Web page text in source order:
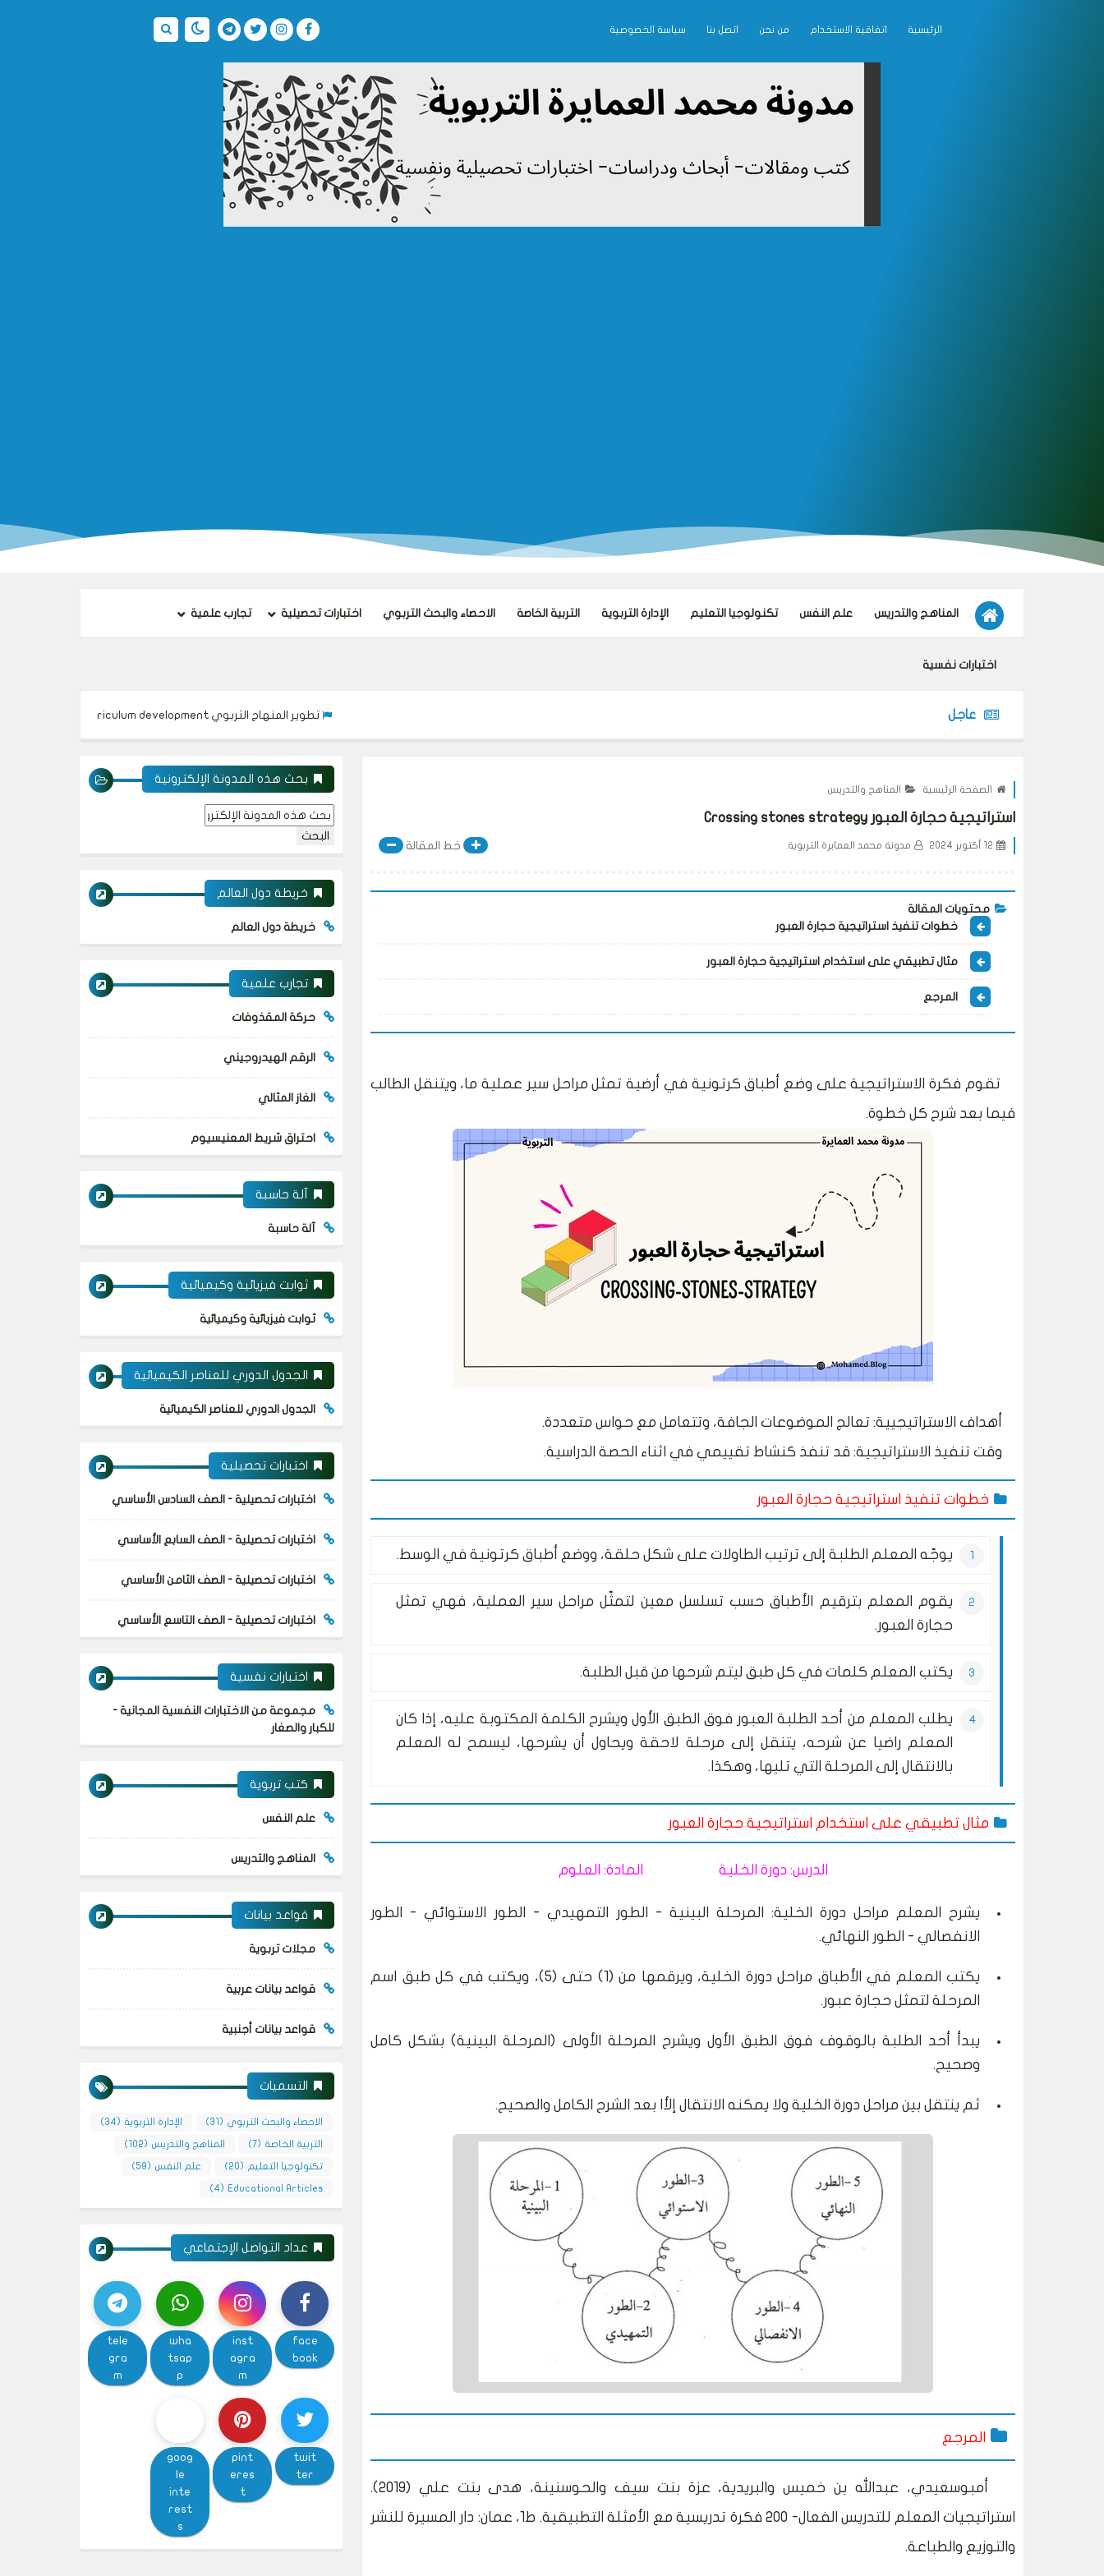
الرئيسية اتفاقية الاستخدام من نحن اتصل بنا سياسة الخصوصية
المناهج والتدريس علم النفس تكنولوجيا التعليم الإدارة التربوية التربية الخاصة الاحصاء والبحث التربوي اختبارات تحصيلية تجارب علمية
اختبارات نفسية
عاجل تطوير المنهاج التربوي Curriculum development تنفيذ المنهاج التربوي Implementing the curriculum
الصفحة الرئيسية المناهج والتدريس
استراتيجية حجارة العبور Crossing stones strategy
12 أكتوبر 2024 مدونة محمد العمايرة التربوية. خط المقالة
محتويات المقالة
خطوات تنفيذ استراتيجية حجارة العبور
مثال تطبيقي على استخدام استراتيجية حجارة العبور
المرجع
تقوم فكرة الاستراتيجية على وضع أطباق كرتونية في أرضية تمثل مراحل سير عملية ما، ويتنقل الطالب
فيما بعد شرح كل خطوة.
أهداف الاستراتيجيية: تعالج الموضوعات الجافة، وتتعامل مع حواس متعددة.
وقت تنفيذ الاستراتيجية: قد تنفذ كنشاط تقييمي في اثناء الحصة الدراسية.
خطوات تنفيذ استراتيجية حجارة العبور
يوجّه المعلم الطلبة إلى ترتيب الطاولات على شكل حلقة، ووضع أطباق كرتونية في الوسط.
يقوم المعلم بترقيم الأطباق حسب تسلسل معين لتمثّل مراحل سير العملية، فهي تمثل
حجارة العبور.
يكتب المعلم كلمات في كل طبق ليتم شرحها من قبل الطلبة.
يطلب المعلم من أحد الطلبة العبور فوق الطبق الأول ويشرح الكلمة المكتوبة عليه، إذا كان
المعلم راضيا عن شرحه، يتنقل إلى مرحلة لاحقة ويحاول أن يشرحها، ليسمح له المعلم
بالانتقال إلى المرحلة التي تليها، وهكذا.
مثال تطبيقي على استخدام استراتيجية حجارة العبور
الدرس: دورة الخلية المادة: العلوم
يشرح المعلم مراحل دورة الخلية: المرحلة البينية - الطور التمهيدي - الطور الاستوائي - الطور
الانفصالي - الطور النهائي.
يكتب المعلم في الأطباق مراحل دورة الخلية، ويرقمها من (1) حتى (5)، ويكتب في كل طبق اسم
المرحلة لتمثل حجارة عبور.
يبدأ أحد الطلبة بالوقوف فوق الطبق الأول ويشرح المرحلة الأولى (المرحلة البينية) بشكل كامل
وصحيح.
ثم ينتقل بين مراحل دورة الخلية ولا يمكنه الانتقال إلأا بعد الشرح الكامل والصحيح.
المرجع
أمبوسعيدي، عبدالله بن خميس والبريدية، عزة بنت سيف والحوسنينة، هدى بنت علي (2019).
استراتيجيات المعلم للتدريس الفعال- 200 فكرة تدريسية مع الأمثلة التطبيقية. ط1، عمان: دار المسيرة للنشر
والتوزيع والطباعة.
بحث هذه المدونة الإلكترونية
خريطة دول العالم
خريطة دول العالم
تجارب علمية
حركة المقذوفات
الرقم الهيدروجيني
الغاز المثالي
احتراق شريط المعنيسيوم
آلة حاسبة
آلة حاسبة
ثوابت فيزيائية وكيميائية
ثوابت فيزيائية وكيميائية
الجدول الدوري للعناصر الكيميائية
الجدول الدوري للعناصر الكيميائية
اختبارات تحصيلية
اختبارات تحصيلية - الصف السادس الأساسي
اختبارات تحصيلية - الصف السابع الأساسي
اختبارات تحصيلية - الصف الثامن الأساسي
اختبارات تحصيلية - الصف التاسع الأساسي
اختبارات نفسية
مجموعة من الاختبارات النفسية المجانية -
للكبار والصغار
كتب تربوية
علم النفس
المناهج والتدريس
قواعد بيانات
مجلات تربوية
قواعد بيانات عربية
قواعد بيانات أجنبية
التسميات
الاحصاء والبحث التربوي (31) الإدارة التربوية (34)
التربية الخاصة (7) المناهج والتدريس (102)
تكنولوجيا التعليم (20) علم النفس (59)
Educational Articles
(4)
عداد التواصل الإجتماعي
face
book
inst
agra
m
wha
tsap
p
tele
gra
m
twit
ter
pint
eres
t
goog
le
inte
rest
s